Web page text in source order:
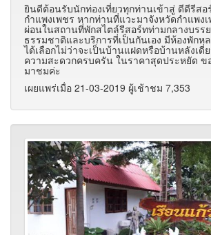
ยินดีต้อนรับนักท่องเที่ยวทุกท่านเข้าสู่ ดีดีรีสอ
กำแพงเพชร หากท่านที่แวะมาจังหวัดกำแพง
ผ่อนในสถานที่พักสไตล์รีสอร์ทท่ามกลางบรร
ธรรมชาติและบริการที่เป็นกันเอง มีห้องพักห
ได้เลือกไม่ว่าจะเป็นบ้านแฝดหรือบ้านหลังเดี่
ความสะดวกครบครัน ในราคาสุดประหยัด
มาชมค่ะ
เผยแพร่เมื่อ 21-03-2019 ผู้เช้าชม 7,353